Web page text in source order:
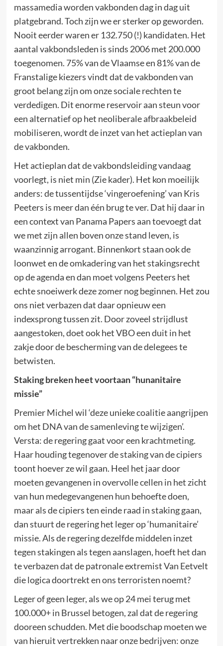
massamedia worden vakbonden dag in dag uit
platgebrand. Toch zijn we er sterker op geworden.
Nooit eerder waren er 132.750 (!) kandidaten. Het
aantal vakbondsleden is sinds 2006 met 200.000
toegenomen. 75% van de Vlaamse en 81% van de
Franstalige kiezers vindt dat de vakbonden van
groot belang zijn om onze sociale rechten te
verdedigen. Dit enorme reservoir aan steun voor
een alternatief op het neoliberale afbraakbeleid
mobiliseren, wordt de inzet van het actieplan van
de vakbonden.
Het actieplan dat de vakbondsleiding vandaag
voorlegt, is niet min (Zie kader). Het kon moeilijk
anders: de tussentijdse ‘vingeroefening’ van Kris
Peeters is meer dan één brug te ver. Dat hij daar in
een context van Panama Papers aan toevoegt dat
we met zijn allen boven onze stand leven, is
waanzinnig arrogant. Binnenkort staan ook de
loonwet en de omkadering van het stakingsrecht
op de agenda en dan moet volgens Peeters het
echte snoeiwerk deze zomer nog beginnen. Het zou
ons niet verbazen dat daar opnieuw een
indexsprong tussen zit. Door zoveel strijdlust
aangestoken, doet ook het VBO een duit in het
zakje door de bescherming van de delegees te
betwisten.
Staking breken heet voortaan “hunanitaire
missie”
Premier Michel wil ‘deze unieke coalitie aangrijpen
om het DNA van de samenleving te wijzigen’.
Versta: de regering gaat voor een krachtmeting.
Haar houding tegenover de staking van de cipiers
toont hoever ze wil gaan. Heel het jaar door
moeten gevangenen in overvolle cellen in het zicht
van hun medegevangenen hun behoefte doen,
maar als de cipiers ten einde raad in staking gaan,
dan stuurt de regering het leger op ‘humanitaire’
missie. Als de regering dezelfde middelen inzet
tegen stakingen als tegen aanslagen, hoeft het dan
te verbazen dat de patronale extremist Van Eetvelt
die logica doortrekt en ons terroristen noemt?
Leger of geen leger, als we op 24 mei terug met
100.000+ in Brussel betogen, zal dat de regering
dooreen schudden. Met die boodschap moeten we
van hieruit vertrekken naar onze bedrijven: onze